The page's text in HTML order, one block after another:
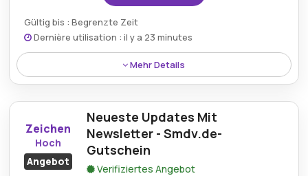
Gültig bis : Begrenzte Zeit
Dernière utilisation : il y a 23 minutes
Mehr Details
Kunden können über den Smdv.de-Rabatt eine
kostenlose Lieferung bei Bestellungen über 150€
genießen und so zusätzliche Einsparungen bei
hochwertigen Elektronikprodukten und Zubehör
erzielen.
Zeichen
Hoch
Angebot
Neueste Updates Mit
Newsletter - Smdv.de-
Gutschein
Verifiziertes Angebot